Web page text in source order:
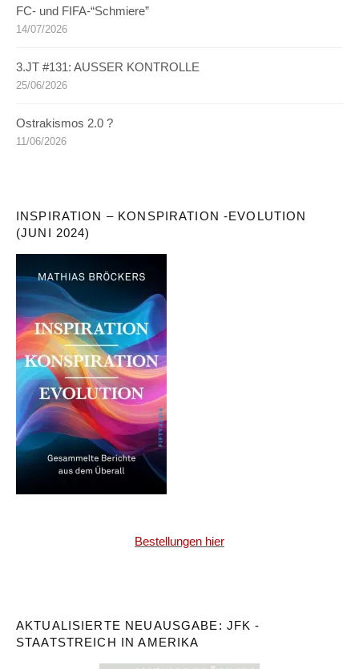
FC- und FIFA-“Schmiere”
14/07/2026
3.JT #131: AUSSER KONTROLLE
25/06/2026
Ostrakismos 2.0 ?
11/06/2026
INSPIRATION – KONSPIRATION -EVOLUTION
(JUNI 2024)
Bestellungen hier
AKTUALISIERTE NEUAUSGABE: JFK -
STAATSTREICH IN AMERIKA